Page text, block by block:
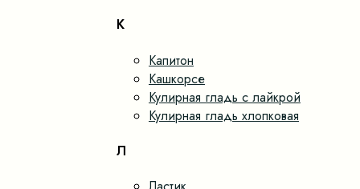
К
Капитон
Кашкорсе
Кулирная гладь с лайкрой
Кулирная гладь хлопковая
Л